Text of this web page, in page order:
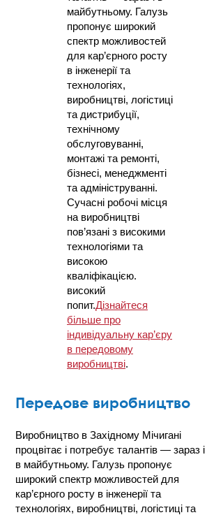
майбутньому. Галузь
пропонує широкий
спектр можливостей
для кар’єрного росту
в інженерії та
технологіях,
виробництві, логістиці
та дистрибуції,
технічному
обслуговуванні,
монтажі та ремонті,
бізнесі, менеджменті
та адмініструванні.
Сучасні робочі місця
на виробництві
пов’язані з високими
технологіями та
високою
кваліфікацією.
високий
попит.Дізнайтеся
більше про
індивідуальну кар’єру
в передовому
виробництві.
Передове виробництво
Виробництво в Західному Мічигані
процвітає і потребує талантів — зараз і
в майбутньому. Галузь пропонує
широкий спектр можливостей для
кар’єрного росту в інженерії та
технологіях, виробництві, логістиці та